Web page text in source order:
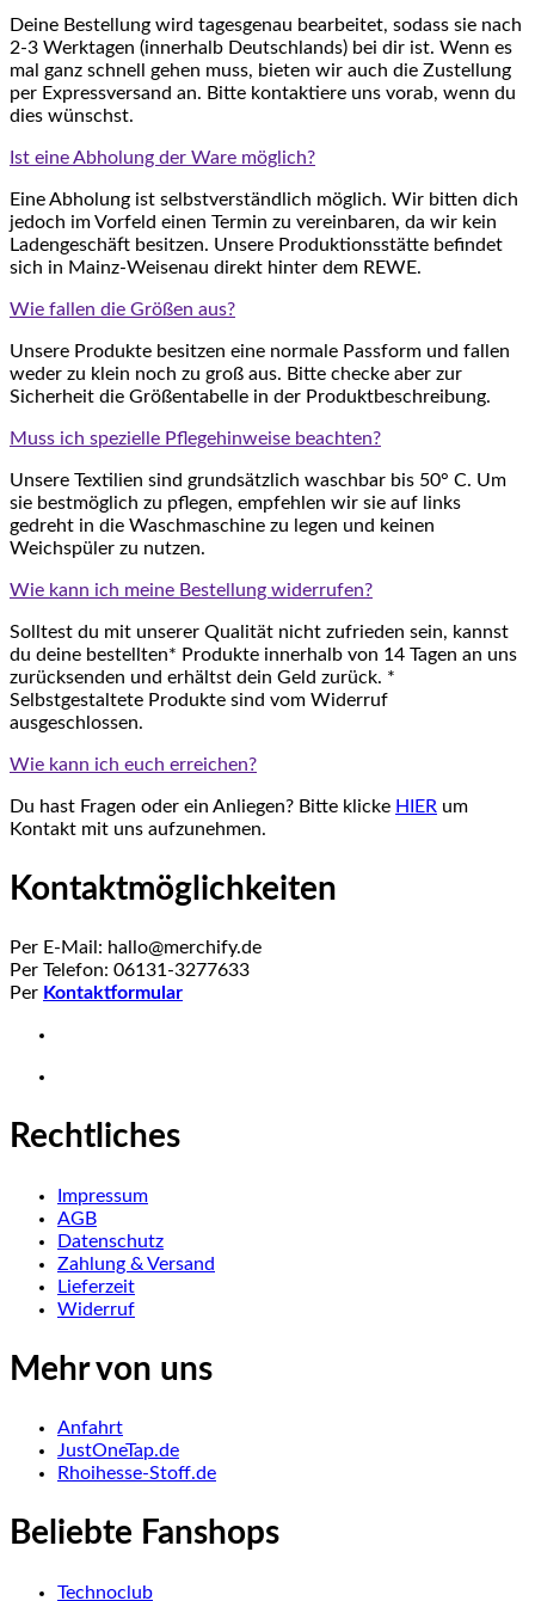
Deine Bestellung wird tagesgenau bearbeitet, sodass sie nach
2-3 Werktagen (innerhalb Deutschlands) bei dir ist. Wenn es
mal ganz schnell gehen muss, bieten wir auch die Zustellung
per Expressversand an. Bitte kontaktiere uns vorab, wenn du
dies wünschst.
Ist eine Abholung der Ware möglich?
Eine Abholung ist selbstverständlich möglich. Wir bitten dich
jedoch im Vorfeld einen Termin zu vereinbaren, da wir kein
Ladengeschäft besitzen. Unsere Produktionsstätte befindet
sich in Mainz-Weisenau direkt hinter dem REWE.
Wie fallen die Größen aus?
Unsere Produkte besitzen eine normale Passform und fallen
weder zu klein noch zu groß aus. Bitte checke aber zur
Sicherheit die Größentabelle in der Produktbeschreibung.
Muss ich spezielle Pflegehinweise beachten?
Unsere Textilien sind grundsätzlich waschbar bis 50° C. Um
sie bestmöglich zu pflegen, empfehlen wir sie auf links
gedreht in die Waschmaschine zu legen und keinen
Weichspüler zu nutzen.
Wie kann ich meine Bestellung widerrufen?
Solltest du mit unserer Qualität nicht zufrieden sein, kannst
du deine bestellten* Produkte innerhalb von 14 Tagen an uns
zurücksenden und erhältst dein Geld zurück. *
Selbstgestaltete Produkte sind vom Widerruf
ausgeschlossen.
Wie kann ich euch erreichen?
Du hast Fragen oder ein Anliegen? Bitte klicke HIER um
Kontakt mit uns aufzunehmen.
Kontaktmöglichkeiten
Per E-Mail: hallo@merchify.de
Per Telefon: 06131-3277633
Per Kontaktformular
Rechtliches
Impressum
AGB
Datenschutz
Zahlung & Versand
Lieferzeit
Widerruf
Mehr von uns
Anfahrt
JustOneTap.de
Rhoihesse-Stoff.de
Beliebte Fanshops
Technoclub